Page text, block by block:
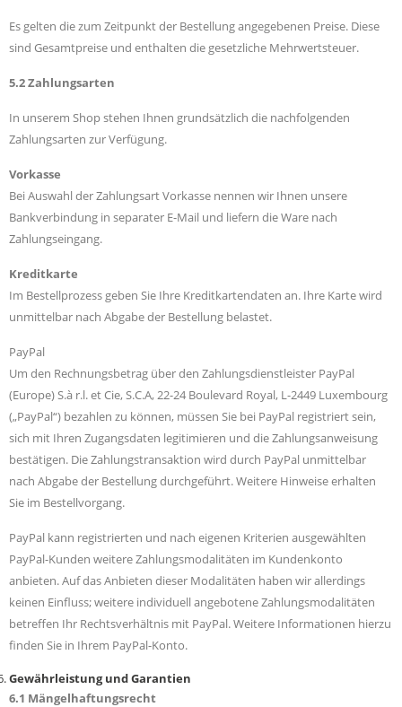
Es gelten die zum Zeitpunkt der Bestellung angegebenen Preise. Diese
sind Gesamtpreise und enthalten die gesetzliche Mehrwertsteuer.
5.2 Zahlungsarten
In unserem Shop stehen Ihnen grundsätzlich die nachfolgenden
Zahlungsarten zur Verfügung.
Vorkasse
Bei Auswahl der Zahlungsart Vorkasse nennen wir Ihnen unsere
Bankverbindung in separater E-Mail und liefern die Ware nach
Zahlungseingang.
Kreditkarte
Im Bestellprozess geben Sie Ihre Kreditkartendaten an. Ihre Karte wird
unmittelbar nach Abgabe der Bestellung belastet.
PayPal
Um den Rechnungsbetrag über den Zahlungsdienstleister PayPal
(Europe) S.à r.l. et Cie, S.C.A, 22-24 Boulevard Royal, L-2449 Luxembourg
(„PayPal“) bezahlen zu können, müssen Sie bei PayPal registriert sein,
sich mit Ihren Zugangsdaten legitimieren und die Zahlungsanweisung
bestätigen. Die Zahlungstransaktion wird durch PayPal unmittelbar
nach Abgabe der Bestellung durchgeführt. Weitere Hinweise erhalten
Sie im Bestellvorgang.
PayPal kann registrierten und nach eigenen Kriterien ausgewählten
PayPal-Kunden weitere Zahlungsmodalitäten im Kundenkonto
anbieten. Auf das Anbieten dieser Modalitäten haben wir allerdings
keinen Einfluss; weitere individuell angebotene Zahlungsmodalitäten
betreffen Ihr Rechtsverhältnis mit PayPal. Weitere Informationen hierzu
finden Sie in Ihrem PayPal-Konto.
Gewährleistung und Garantien
6.1 Mängelhaftungsrecht